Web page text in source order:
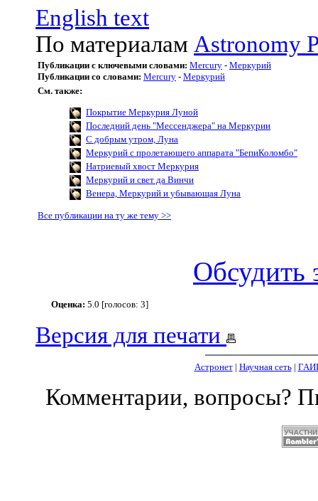
English text
По материалам Astronomy
Публикации с ключевыми словами: Mercury - Меркурий
Публикации со словами: Mercury - Меркурий
См. также:
Покрытие Меркурия Луной
Последний день "Мессенджера" на Меркурии
С добрым утром, Луна
Меркурий с пролетающего аппарата "БепиКоломбо"
Натриевый хвост Меркурия
Меркурий и свет да Винчи
Венера, Меркурий и убывающая Луна
Все публикации на ту же тему >>
Обсудить
Оценка: 5.0 [голосов: 3]
Версия для печати
Астронет| Научная сеть|
Комментарии, вопросы?